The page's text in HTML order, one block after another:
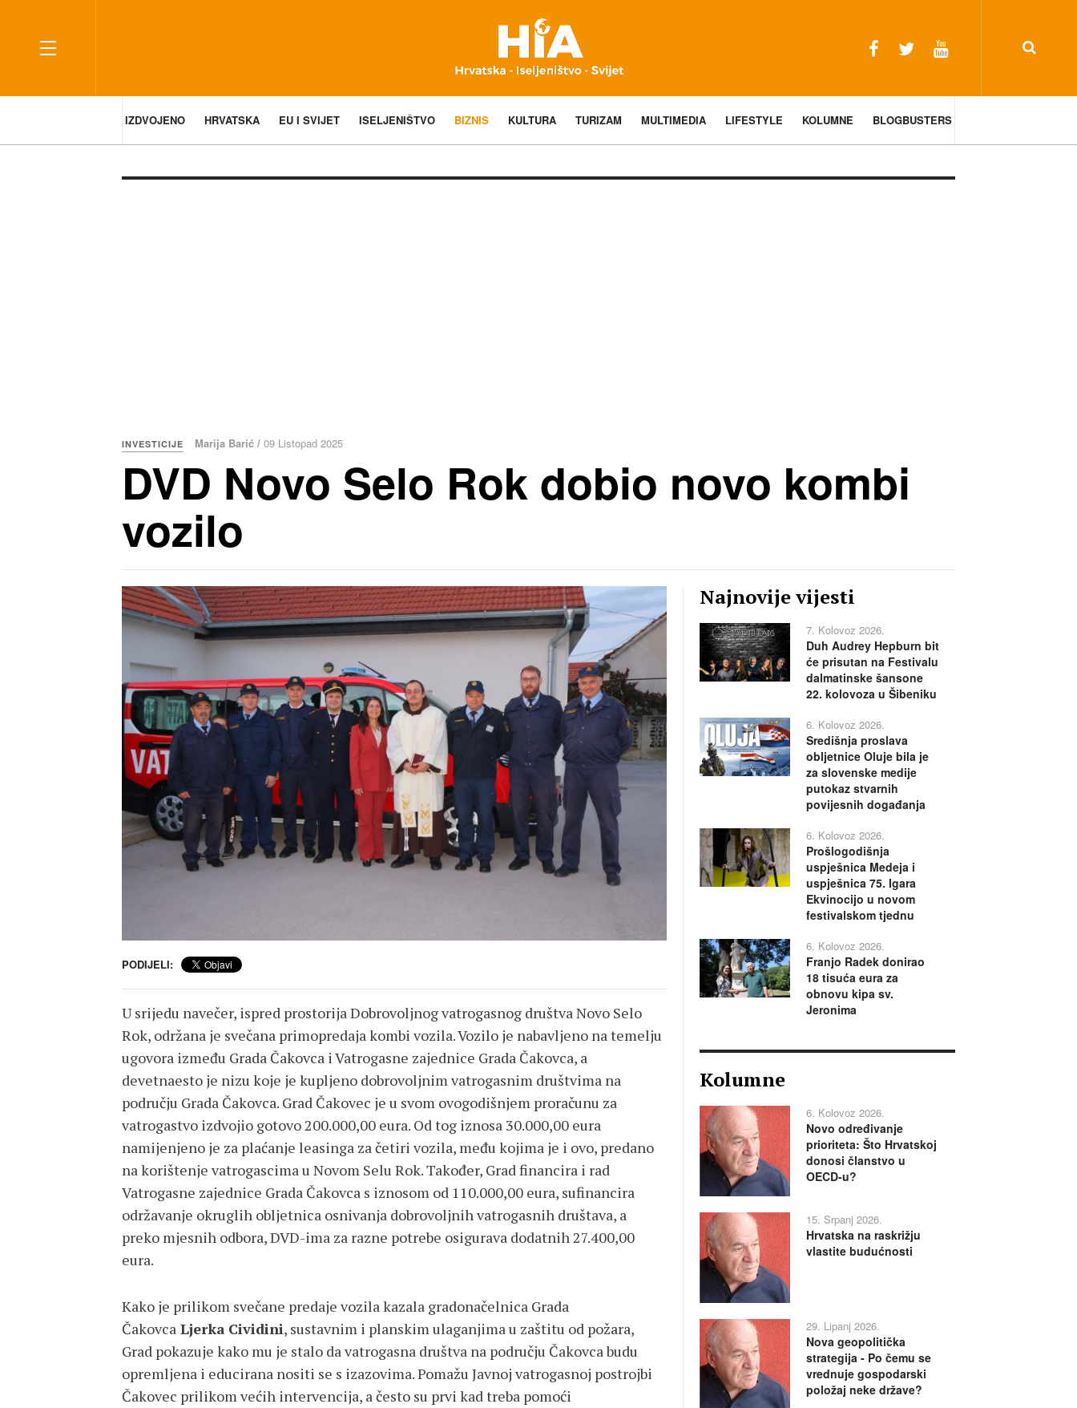
IZDVOJENO HRVATSKA EU I SVIJET ISELJENIŠTVO BIZNIS KULTURA TURIZAM MULTIMEDIA LIFESTYLE KOLUMNE BLOGBUSTERS
INVESTICIJE Marija Barić / 09 Listopad 2025
DVD Novo Selo Rok dobio novo kombi
vozilo
PODIJELI:
U srijedu navečer, ispred prostorija Dobrovoljnog vatrogasnog društva Novo Selo
Rok, održana je svečana primopredaja kombi vozila. Vozilo je nabavljeno na temelju
ugovora između Grada Čakovca i Vatrogasne zajednice Grada Čakovca, a
devetnaesto je nizu koje je kupljeno dobrovoljnim vatrogasnim društvima na
području Grada Čakovca. Grad Čakovec je u svom ovogodišnjem proračunu za
vatrogastvo izdvojio gotovo 200.000,00 eura. Od tog iznosa 30.000,00 eura
namijenjeno je za plaćanje leasinga za četiri vozila, među kojima je i ovo, predano
na korištenje vatrogascima u Novom Selu Rok. Također, Grad financira i rad
Vatrogasne zajednice Grada Čakovca s iznosom od 110.000,00 eura, sufinancira
održavanje okruglih obljetnica osnivanja dobrovoljnih vatrogasnih društava, a
preko mjesnih odbora, DVD-ima za razne potrebe osigurava dodatnih 27.400,00
eura.
Kako je prilikom svečane predaje vozila kazala gradonačelnica Grada
Čakovca Ljerka Cividini, sustavnim i planskim ulaganjima u zaštitu od požara,
Grad pokazuje kako mu je stalo da vatrogasna društva na području Čakovca budu
opremljena i educirana nositi se s izazovima. Pomažu Javnoj vatrogasnoj postrojbi
Čakovec prilikom većih intervencija, a često su prvi kad treba pomoći
Najnovije vijesti
7. Kolovoz 2026.
Duh Audrey Hepburn bit
će prisutan na Festivalu
dalmatinske šansone
22. kolovoza u Šibeniku
6. Kolovoz 2026.
Središnja proslava
obljetnice Oluje bila je
za slovenske medije
putokaz stvarnih
povijesnih događanja
6. Kolovoz 2026.
Prošlogodišnja
uspješnica Medeja i
uspješnica 75. Igara
Ekvinocijo u novom
festivalskom tjednu
6. Kolovoz 2026.
Franjo Radek donirao
18 tisuća eura za
obnovu kipa sv.
Jeronima
Kolumne
6. Kolovoz 2026.
Novo određivanje
prioriteta: Što Hrvatskoj
donosi članstvo u
OECD-u?
15. Srpanj 2026.
Hrvatska na raskrižju
vlastite budućnosti
29. Lipanj 2026.
Nova geopolitička
strategija - Po čemu se
vrednuje gospodarski
položaj neke države?